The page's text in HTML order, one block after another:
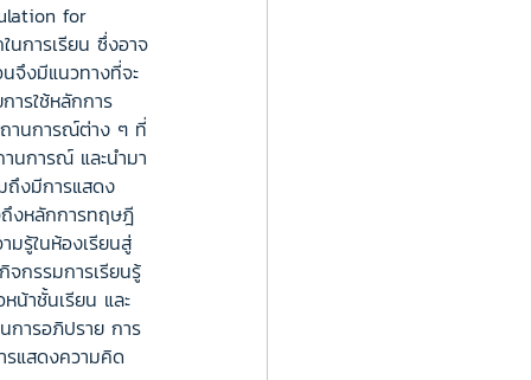
for
การเรียน ซึ่งอาจ
จึงมีแนวทางที่จะ
รใช้หลักการ
ถานการณ์ต่าง ๆ ที่
นการณ์ และนำมา
ถึงมีการแสดง
ถึงหลักการทฤษฎี
รู้ในห้องเรียนสู่
จกรรมการเรียนรู้
น้าชั้นเรียน และ
การอภิปราย การ
แสดงความคิด